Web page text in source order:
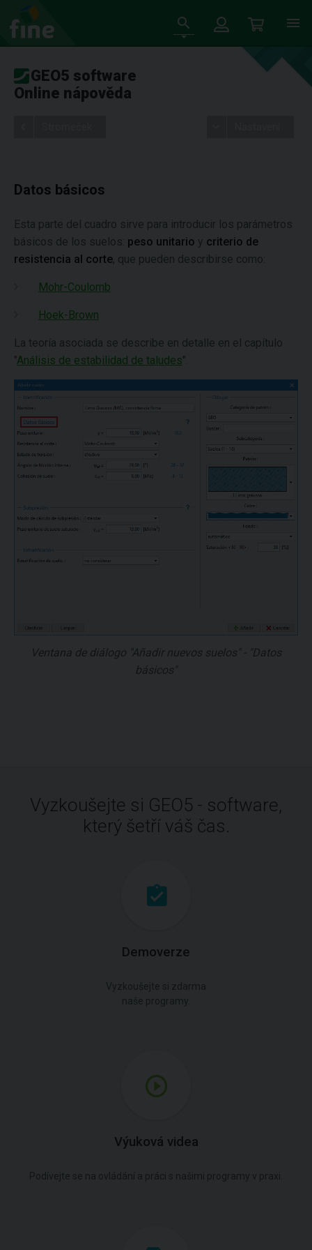
GEO5 software
Online nápověda
Datos básicos
Esta parte del cuadro sirve para introducir los parámetros
básicos de los suelos: peso unitario y criterio de
resistencia al corte, que pueden describirse como:
Mohr-Coulomb
Hoek-Brown
La teoría asociada se describe en detalle en el capítulo
"Análisis de estabilidad de taludes".
Ventana de diálogo "Añadir nuevos suelos" - "Datos
básicos"
Vyzkoušejte si GEO5 - software,
který šetří váš čas.
Demoverze
Výuková videa